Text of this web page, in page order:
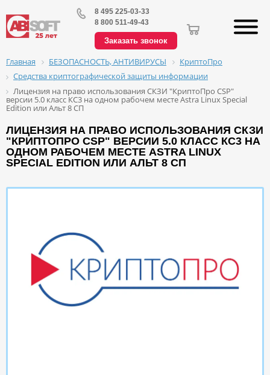
8 495 225-03-33
8 800 511-49-43
Заказать звонок
Главная БЕЗОПАСНОСТЬ, АНТИВИРУСЫ
КриптоПро
Средства криптографической защиты информации
Лицензия на право использования СКЗИ "КриптоПро CSP"
версии 5.0 класс КС3 на одном рабочем месте Astra Linux Special
Edition или Альт 8 СП
ЛИЦЕНЗИЯ НА ПРАВО ИСПОЛЬЗОВАНИЯ СКЗИ
"КРИПТОПРО CSP" ВЕРСИИ 5.0 КЛАСС КС3 НА
ОДНОМ РАБОЧЕМ МЕСТЕ ASTRA LINUX
SPECIAL EDITION ИЛИ АЛЬТ 8 СП